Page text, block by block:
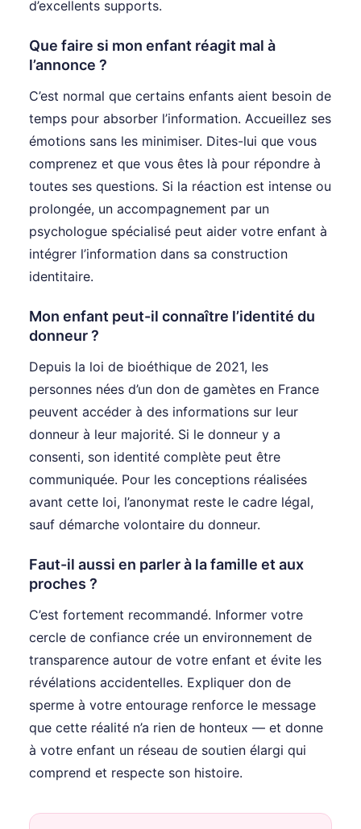
d’excellents supports.
Que faire si mon enfant réagit mal à
l’annonce ?
C’est normal que certains enfants aient besoin de
temps pour absorber l’information. Accueillez ses
émotions sans les minimiser. Dites-lui que vous
comprenez et que vous êtes là pour répondre à
toutes ses questions. Si la réaction est intense ou
prolongée, un accompagnement par un
psychologue spécialisé peut aider votre enfant à
intégrer l’information dans sa construction
identitaire.
Mon enfant peut-il connaître l’identité du
donneur ?
Depuis la loi de bioéthique de 2021, les
personnes nées d’un don de gamètes en France
peuvent accéder à des informations sur leur
donneur à leur majorité. Si le donneur y a
consenti, son identité complète peut être
communiquée. Pour les conceptions réalisées
avant cette loi, l’anonymat reste le cadre légal,
sauf démarche volontaire du donneur.
Faut-il aussi en parler à la famille et aux
proches ?
C’est fortement recommandé. Informer votre
cercle de confiance crée un environnement de
transparence autour de votre enfant et évite les
révélations accidentelles. Expliquer don de
sperme à votre entourage renforce le message
que cette réalité n’a rien de honteux — et donne
à votre enfant un réseau de soutien élargi qui
comprend et respecte son histoire.